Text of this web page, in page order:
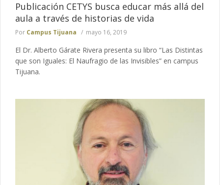
Publicación CETYS busca educar más allá del
aula a través de historias de vida
Por Campus Tijuana mayo 16, 2019
El Dr. Alberto Gárate Rivera presenta su libro “Las Distintas
que son Iguales: El Naufragio de las Invisibles” en campus
Tijuana.